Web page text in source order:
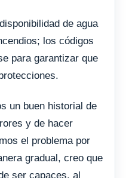
de agua
los códigos
para garantizar que
un buen historial de
y de hacer
el problema por
gradual, creo que
ser capaces, al